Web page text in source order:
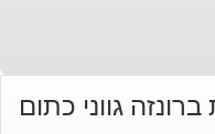
גווני כתום